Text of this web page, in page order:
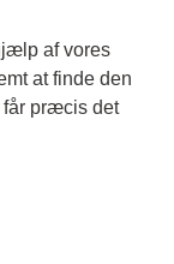
af vores
at finde den
får præcis det